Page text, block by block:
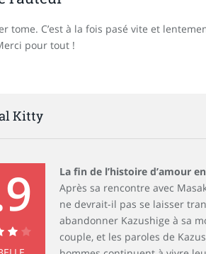
tome. C’est à la fois pasé vite et
pour tout !
Kitty
La fin de l’histoire d’amour
Après sa rencontre avec
ne devrait-il pas se laisser
abandonner Kazushige à sa
couple, et les paroles de